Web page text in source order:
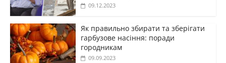
09.12.2023
Як правильно збирати та зберігати
гарбузове насіння: поради
городникам
09.09.2023